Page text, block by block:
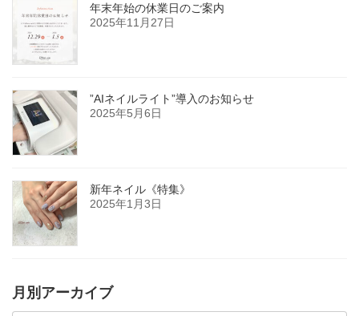
年末年始の休業日のご案内
2025年11月27日
”AIネイルライト”導入のお知らせ
2025年5月6日
新年ネイル《特集》
2025年1月3日
月別アーカイブ
月